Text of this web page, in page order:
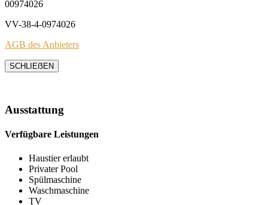
00974026
VV-38-4-0974026
AGB des Anbieters
SCHLIEẞEN
Ausstattung
Verfügbare Leistungen
Haustier erlaubt
Privater Pool
Spülmaschine
Waschmaschine
TV